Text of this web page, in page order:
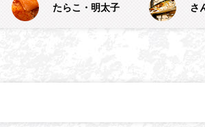
たらこ・明太子 さ